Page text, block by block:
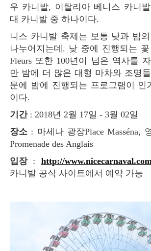
우 카니발, 이탈리아 베니스 카니
대 카니발 중 하나이다.
니스 카니발 축제는 보통 낮과 밤의 두 퍼레이드로
나누어지는데. 낮 중에 진행되는 꽃
Fleurs 또한 100년이 넘은 역사를
만 밤에 더 많은 대형 마차와 조명
문에 밤에 진행되는 프로그램이 인
이다.
기간: 2018년 2월 17일 - 3월 02일
장소 : 마세나 광장Place Masséna,
Promenade des Anglais
입장: http://
카니발 공식 사이트에서 예약 가능